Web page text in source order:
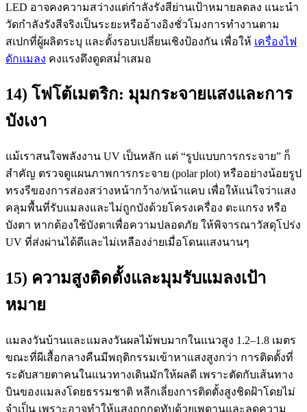
LED อาจคงความสว่างแต่กำลังรังสีย่านเป้าหมายลดลง แนะนำ
วัดกำลังรังสีจริงเป็นระยะหรืออ้างอิงชั่วโมงการทำงานตาม
สเปกที่ผู้ผลิตระบุ และตั้งรอบเปลี่ยนเชิงป้องกัน เพื่อให้ เครื่องไฟ
ดักแมลง คงแรงดึงดูดสม่ำเสมอ
14) โฟโต้เมตริก: มุมกระจายแสงและการ
บังเงา
แม้เราสนใจพลังงาน UV เป็นหลัก แต่ “รูปแบบการกระจาย” ก็
สำคัญ ตรวจดูแผนภาพการกระจาย (polar plot) หรืออย่างน้อยรูป
ทรงรีของการส่องสว่างหน้ากว้าง/หน้าแคบ เพื่อให้แน่ใจว่าแสง
คลุมพื้นที่รับแมลงและไม่ถูกบังด้วยโครงเครื่อง ตะแกรง หรือ
บังตา หากต้องใช้บังตาเพื่อความปลอดภัย ให้พิจารณาวัสดุโปร่ง
UV ที่ส่งผ่านได้ดีและไม่เหลืองง่ายเมื่อโดนแสงนานๆ
15) ความสูงติดตั้งและมุมรับแมลงเป้า
หมาย
แมลงวันบ้านและแมลงวันผลไม้พบมากในแนวสูง 1.2–1.8 เมตร
ขณะที่ผีเสื้อกลางคืนมีพฤติกรรมเข้าหาแสงสูงกว่า การติดตั้งที่
ระดับสายตาคนในแนวทางเดินมักให้ผลดี เพราะตัดกับเส้นทาง
บินของแมลงโดยธรรมชาติ หลีกเลี่ยงการติดตั้งสูงชิดฝ้าโดยไม่
จำเป็น เพราะอาจทำให้แสงถูกกดทับด้วยเพดานและลดความ